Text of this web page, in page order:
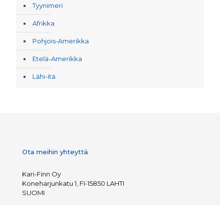
Tyynimeri
Afrikka
Pohjois-Amerikka
Etelä-Amerikka
Lähi-itä
Ota meihin yhteyttä
Kari-Finn Oy
Koneharjunkatu 1, FI-15850 LAHTI
SUOMI